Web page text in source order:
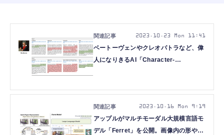
ベートーヴェンやクレオパトラなど、偉
人になりきるAI「Character-
Gaussian Splatting」など重要論文5本
を解説（生成AIウィークリー）
2023.10.23 Mon 11:41
アップルがマルチモーダル大規模言語モ
デル「Ferret」を公開。画像内の形や場
2023.10.16 Mon 9:19